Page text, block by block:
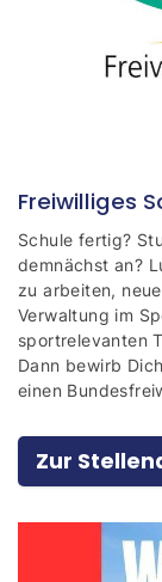
Freiwilliges
Schule fertig?
demnächst an?
zu arbeiten,
Verwaltung im
sportrelevanten
Dann bewirb
einen
Zur